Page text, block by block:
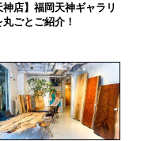
神店】福岡天神ギャラリ
丸ごとご紹介！